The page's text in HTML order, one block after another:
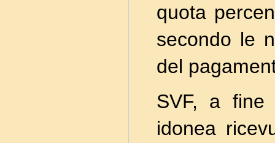
quota
secondo le
del
SVF, a fine
idonea